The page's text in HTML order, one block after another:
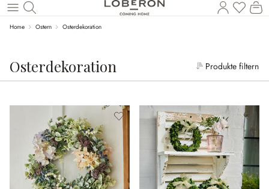
Zum Hauptinhalt springen
Home Ostern Osterdekoration
Osterdekoration Produkte filtern